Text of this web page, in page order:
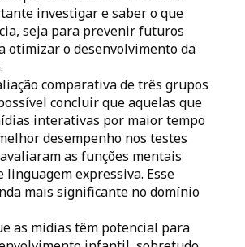
investigar e saber o que
seja para prevenir futuros
otimizar o desenvolvimento da
comparativa de três grupos
concluir que aquelas que
interativas por maior tempo
desempenho nos testes
as funções mentais
linguagem expressiva. Esse
mais significante no domínio
as mídias têm potencial para